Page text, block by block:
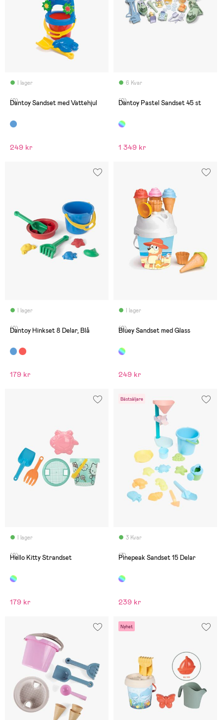
I lager
(0)
Dantoy Sandset med Vattehjul
249 kr
6 Kvar
(0)
Dantoy Pastel Sandset 45 st
1 349 kr
I lager
(0)
Dantoy Hinkset 8 Delar, Blå
179 kr
I lager
(0)
Bluey Sandset med Glass
249 kr
I lager
(0)
Hello Kitty Strandset
179 kr
Bästsäljare
3 Kvar
(3)
Pinepeak Sandset 15 Delar
239 kr
Nyhet